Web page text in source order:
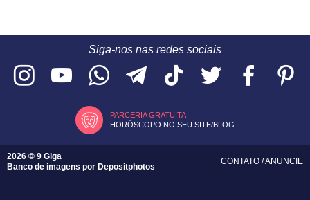
Siga-nos nas redes sociais
PARCERIA GRATUITA
HORÓSCOPO NO SEU SITE/BLOG
2026 © 9 Giga
Banco de imagens por Depositphotos
CONTATO /ANUNCIE